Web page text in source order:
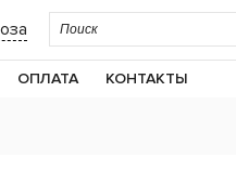
ОПЛАТА КОНТАКТЫ